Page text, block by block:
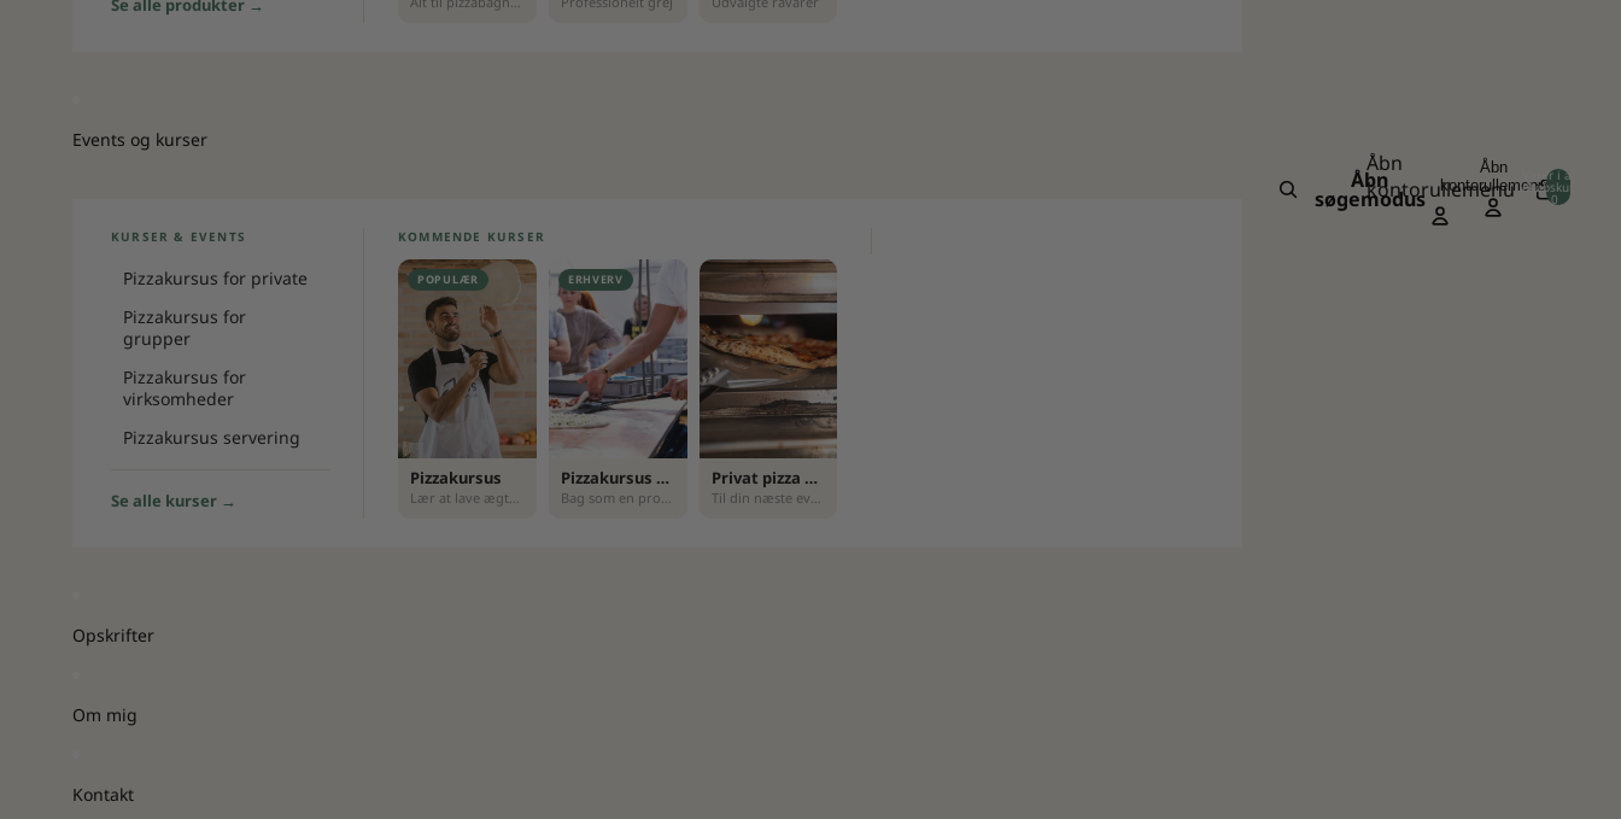
Se alle produkter →
Events og kurser
KURSER & EVENTS
Pizzakursus for private
Pizzakursus for
grupper
Pizzakursus for
virksomheder
Pizzakursus servering
Se alle kurser →
KOMMENDE KURSER
POPULÆR
Pizzakursus
Lær at lave ægte pizza
ERHVERV
Pizzakursus for virksomheder
Bag som en professionel
Privat pizza servering
Til din næste event
Opskrifter
Om mig
Kontakt
Åbn
søgemodus
Åbn
kontorullemenu
Åbn
kontorullemenu
Varer i alt i
indkøbskurven:
0